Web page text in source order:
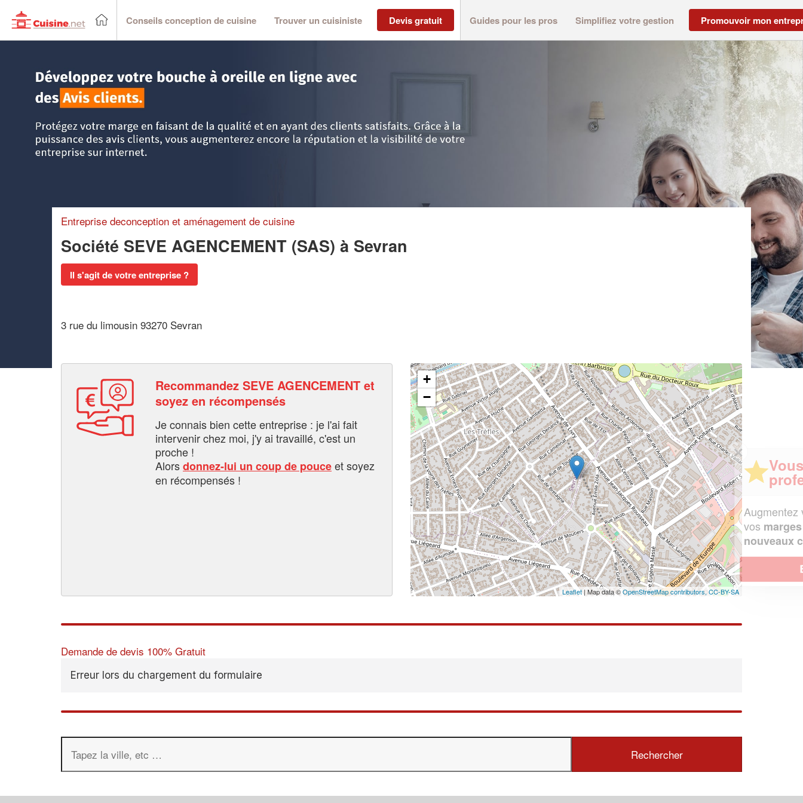
Conseils conception de cuisine Trouver un cuisiniste Devis gratuit Guides pour les pros Simplifiez votre gestion Promouvoir mon
Entreprise deconception et aménagement de cuisine
Société SEVE AGENCEMENT (SAS) à Sevran
Il s'agit de votre entreprise ?
3 rue du limousin 93270 Sevran
Recommandez SEVE AGENCEMENT et
soyez en récompensés
Je connais bien cette entreprise : je l'ai fait
intervenir chez moi, j'y ai travaillé, c'est un
proche !
Alorsdonnez-lui un coup de pouceet soyez
en récompensés !
+
−
Leaflet| Map data ©OpenStreetMap contributors,CC-BY-SA
Demande de devis 100% Gratuit
Erreur lors du chargement du formulaire
✕
Vous êtes un
professionnel ?
Augmentez votrechiffre d'affaireset
vosmargestout en gagnant de
nouveaux clients!
En savoir plus